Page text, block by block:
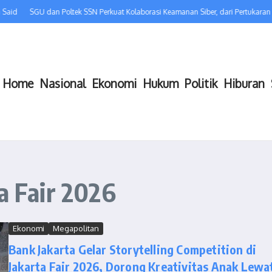
SGU dan Poltek SSN Perkuat Kolaborasi Keamanan Siber, dari Pertukaran
Home Nasional Ekonomi Hukum Politik Hiburan
Fair 2026
Ekonomi Megapolitan
Bank Jakarta Gelar Storytelling Competition di
Jakarta Fair 2026, Dorong Kreativitas Anak